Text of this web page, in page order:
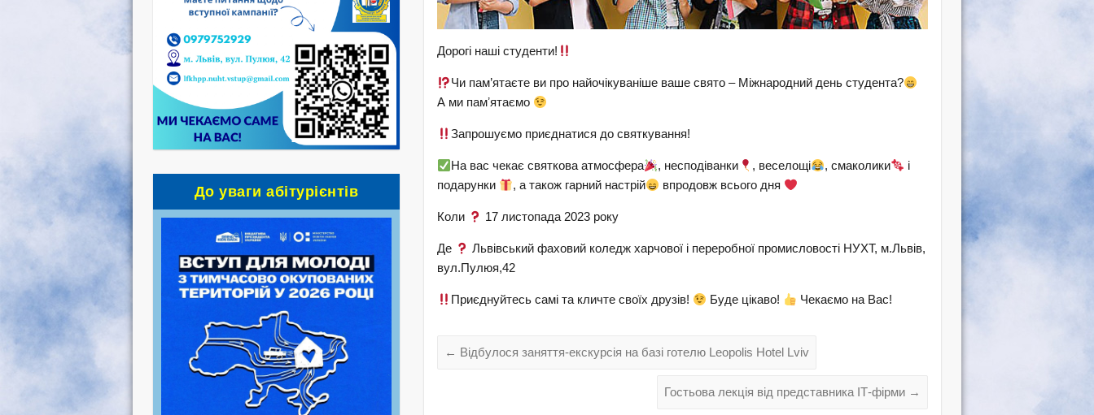
Дорогі наші студенти!
Чи пам’ятаєте ви про найочікуваніше ваше свято – Міжнародний день студента?
А ми памʼятаємо
Запрошуємо приєднатися до святкування!
На вас чекає святкова атмосфера , несподіванки , веселощі , смаколики
і
подарунки
, а також гарний настрій впродовж всього дня
Коли 17 листопада 2023 року
Де
Львівський фаховий коледж харчової і переробної промисловості НУХТ, м.Львів,
вул.Пулюя,42
Приєднуйтесь самі та кличте своїх друзів! Буде цікаво! Чекаємо на Вас!
← Відбулося заняття-екскурсія на базі готелю Leopolis Hotel Lviv
Гостьова лекція від представника ІТ-фірми →
До уваги абітурієнтів